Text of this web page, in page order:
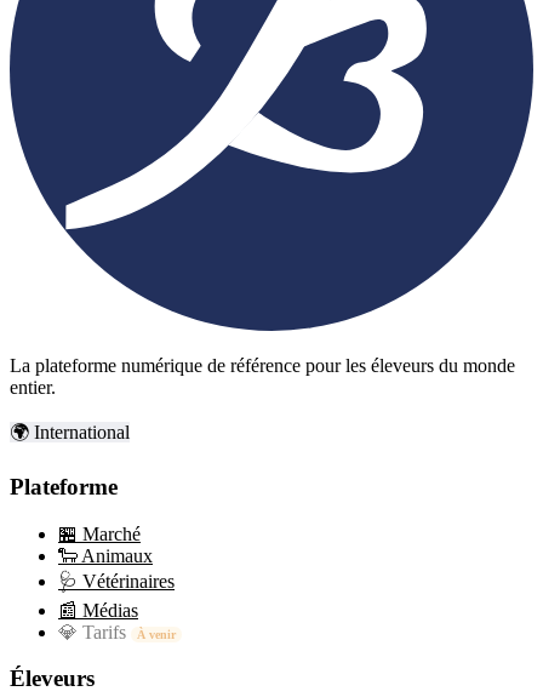
La plateforme numérique de référence pour les éleveurs du monde
entier.
🌍 International
Plateforme
🏪 Marché
🐑 Animaux
🩺 Vétérinaires
📰 Médias
💎 Tarifs À venir
Éleveurs